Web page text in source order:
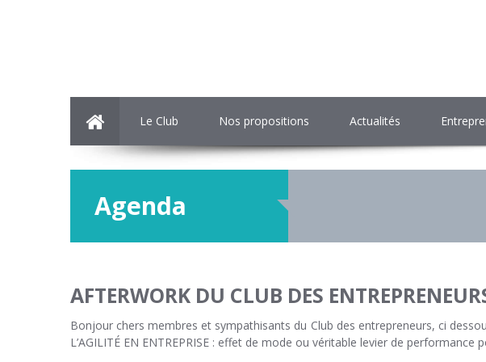
Le Club Nos propositions Actualités
Agenda
AFTERWORK DU CLUB DES
Bonjour chers membres et sympathisants du Club des entrepreneurs, ci
L’AGILITÉ EN ENTREPRISE : effet de mode ou véritable levier de